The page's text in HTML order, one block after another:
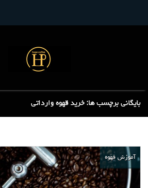
بایگانی برچسب ها: خرید قهوه وارداتی
آموزش قهوه